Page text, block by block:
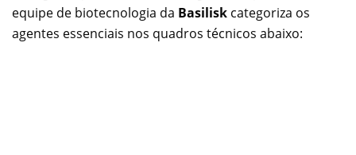
equipe de biotecnologia da Basilisk categoriza os
agentes essenciais nos quadros técnicos abaixo: